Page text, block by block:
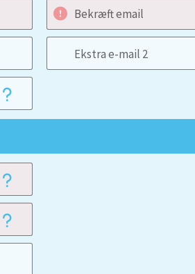
Bekræft email
Ekstra e-mail 2